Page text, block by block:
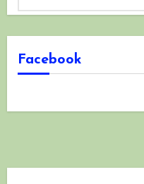
Facebook